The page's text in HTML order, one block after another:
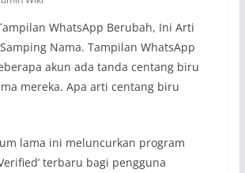
WhatsApp Berubah, Ini Arti
Nama. Tampilan WhatsApp
akun ada tanda centang biru
mereka. Apa arti centang biru
lama ini meluncurkan program
terbaru bagi pengguna